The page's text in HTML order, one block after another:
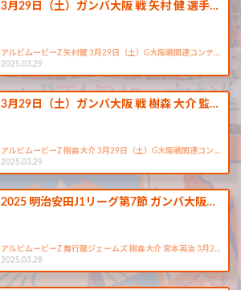
3月29日（土）ガンバ大阪 戦 矢村 健 選手…
アルビムービーZ 矢村健 3月29日（土）G大阪戦関連コンテ…
2025.03.29
3月29日（土）ガンバ大阪 戦 樹森 大介 監…
アルビムービーZ 樹森大介 3月29日（土）G大阪戦関連コン…
2025.03.29
2025 明治安田J1リーグ第7節 ガンバ大阪…
アルビムービーZ 舞行龍ジェームズ 樹森大介 宮本英治 3月2…
2025.03.28